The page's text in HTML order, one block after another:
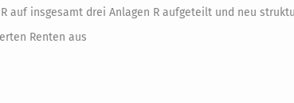
auf insgesamt drei Anlagen R aufgeteilt und neu
Renten aus